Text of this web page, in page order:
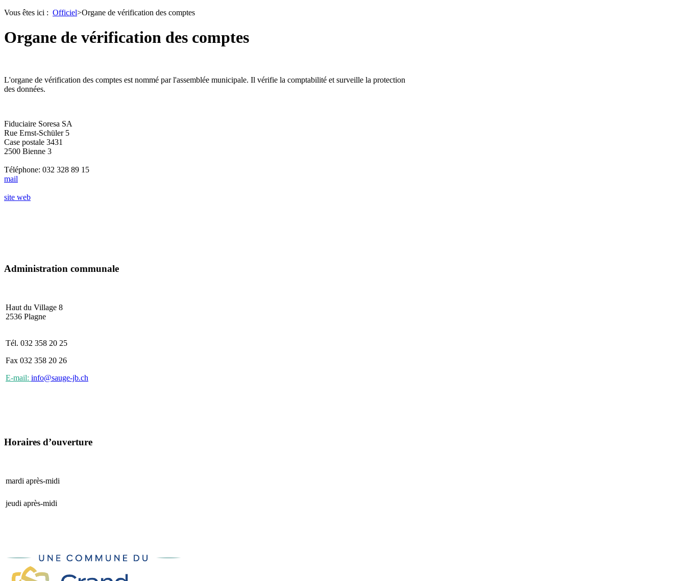
Vous êtes ici : Officiel>Organe de vérification des comptes
Organe de vérification des comptes
L'organe de vérification des comptes est nommé par l'assemblée municipale. Il vérifie la comptabilité et surveille la protection
des données.
Fiduciaire Soresa SA
Rue Ernst-Schüler 5
Case postale 3431
2500 Bienne 3
Téléphone: 032 328 89 15
mail
site web
Administration communale
Haut du Village 8
2536 Plagne
Tél. 032 358 20 25
Fax 032 358 20 26
E-mail: info@sauge-jb.ch
Horaires d’ouverture
mardi après-midi
jeudi après-midi